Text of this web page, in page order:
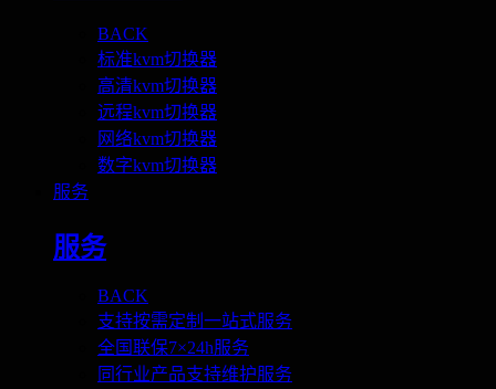
BACK
标准kvm切换器
高清kvm切换器
远程kvm切换器
网络kvm切换器
数字kvm切换器
服务
服务
BACK
支持按需定制一站式服务
全国联保7×24h服务
同行业产品支持维护服务